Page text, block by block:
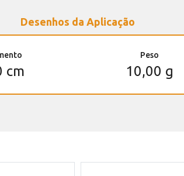
Desenhos da Aplicação
cm
Peso
10,00 g